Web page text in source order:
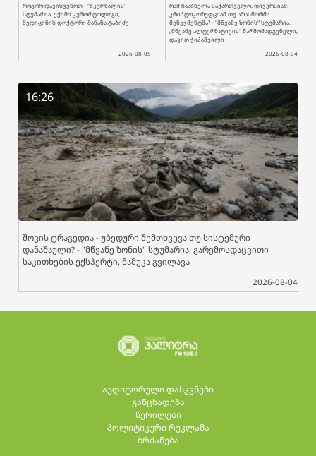
როგორ დავისვენოთ - "მკურნალის"
სტუმარია, ექიმი კურორტოლოგი,
მედიცინის დოქტორი მანანა ტაბიძე
2026-08-05
რამ ჩააბნელა საქართველო, დივერსიამ,
კრიპტოკორუფციამ თუ არასწორმა
მენეჯმენტმა? - "მწვანე ზონის" სტუმარია,
„მწვანე ალტერნატივის“ წარმომადგენელი,
დავით ჭიპაშვილი
2026-08-04
16:26
შოვის ტრაგედია - უბედური შემთხვევა თუ სისტემური
დანაშაული? - "მწვანე ზონის" სტუმარია, გარემოსდაცვითი
საკითხების ექსპერტი, მამუკა გვილავა
2026-08-04
აუდიტორული დასკვნები
განცხადება
წერილები
პოლიტიკური რეკლამა
ბრძანება